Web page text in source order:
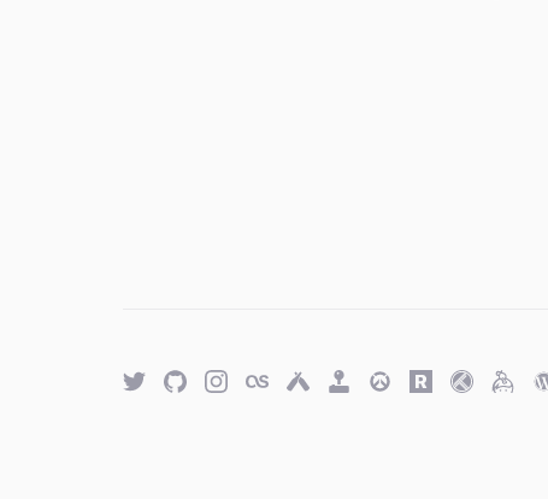
TwitterGitHubTwitterLast.fmUntappd
RetroOverwatch
Rawg.ioTrakt